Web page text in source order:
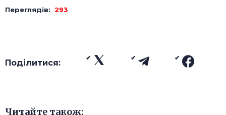
Переглядів: 293
Поділитися:
Читайте також: